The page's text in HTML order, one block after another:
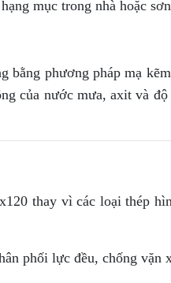
mục trong nhà hoặc
phương pháp mạ
của nước mưa, axit và
thay vì các loại thép
phối lực đều, chống vặn